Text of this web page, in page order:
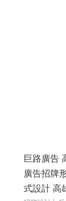
巨路廣告
廣告招牌
式設計 高